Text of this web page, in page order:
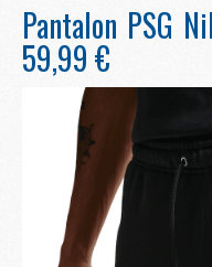
Pantalon PSG
59,99 €